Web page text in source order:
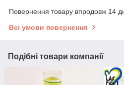
Повернення товару впродовж 14
Всі умови повернення
Подібні товари компанії